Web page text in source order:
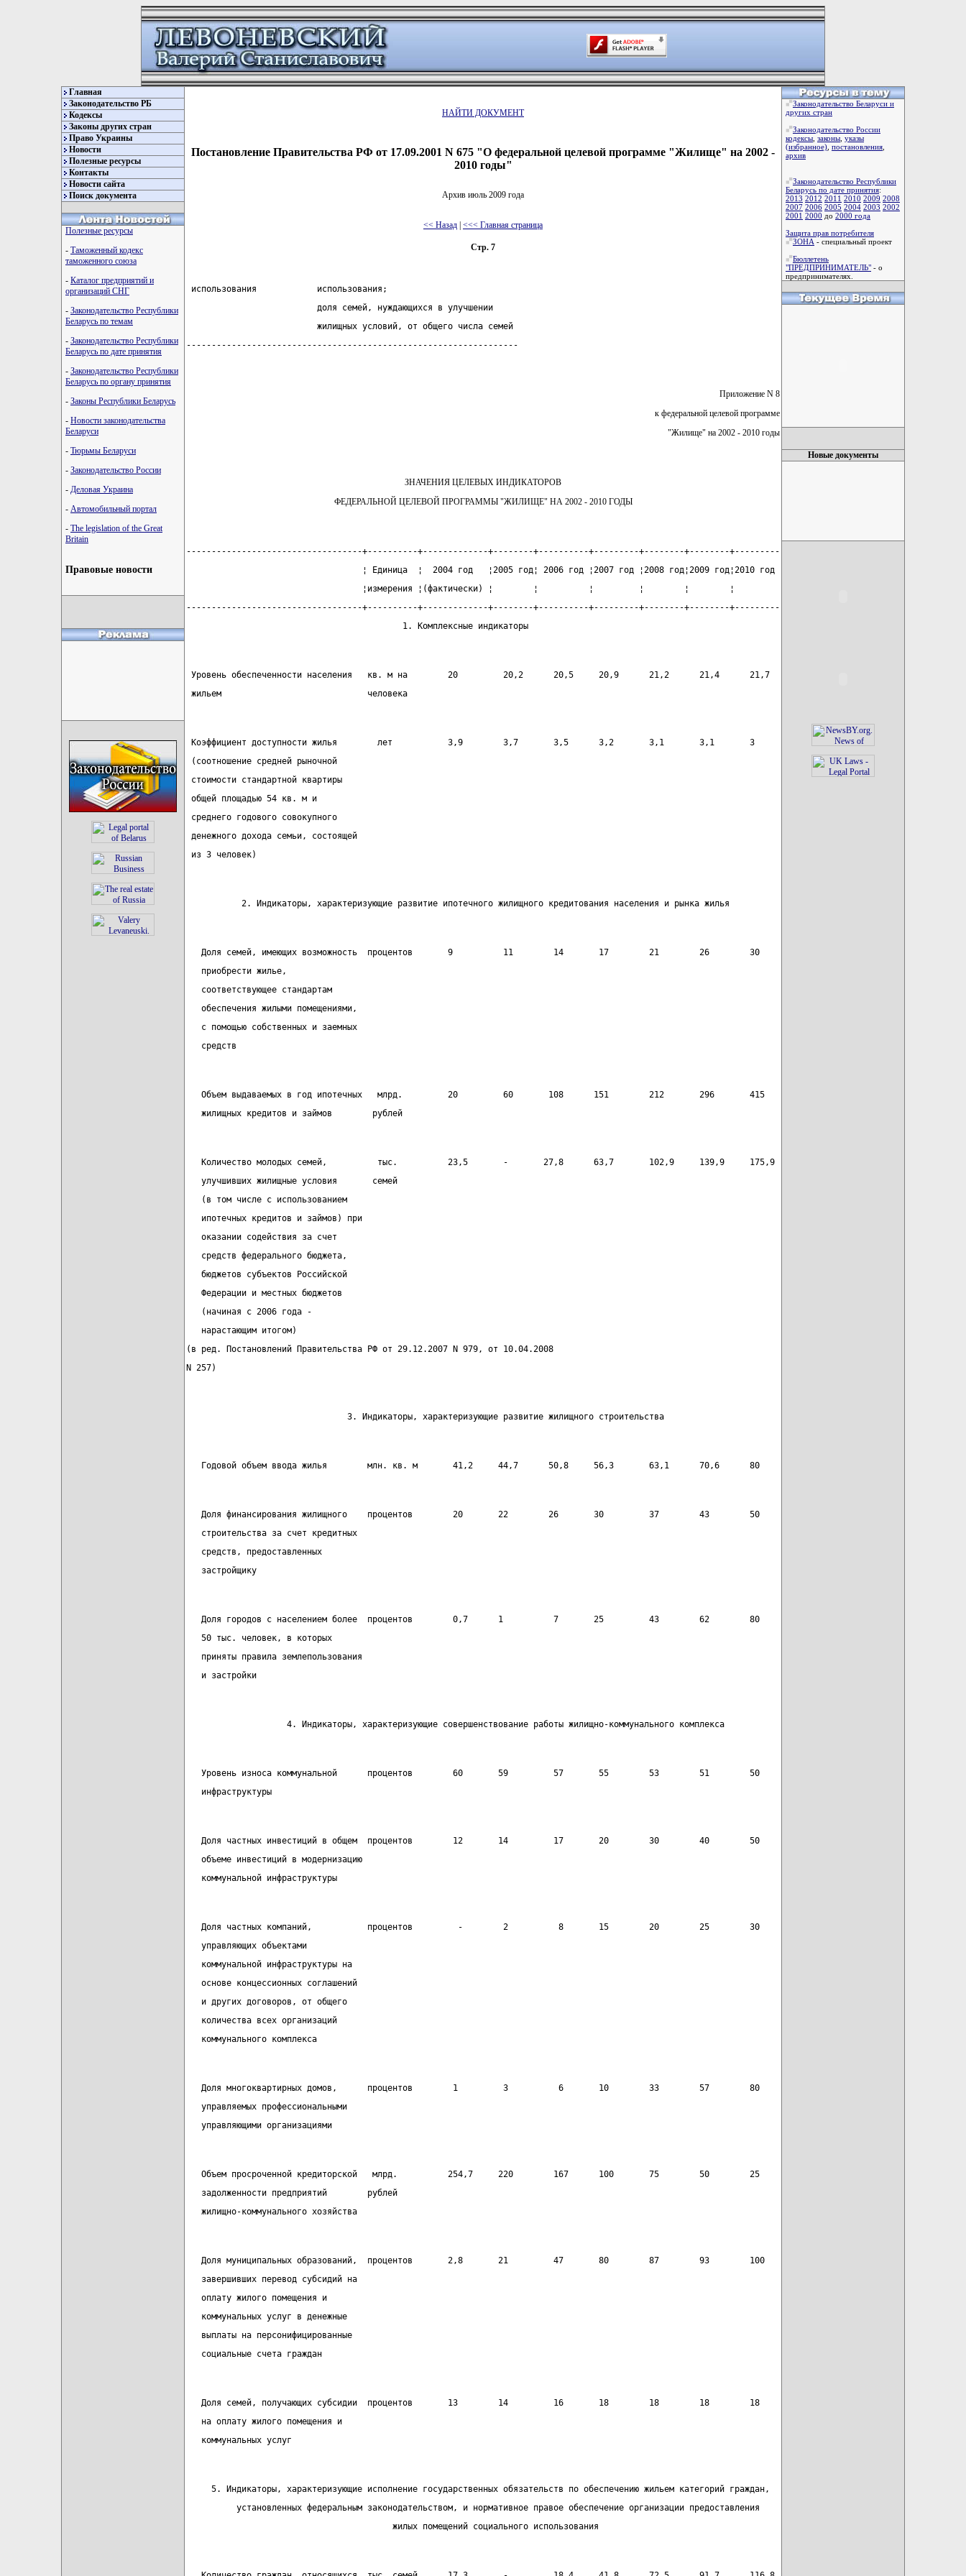
Главная
Законодательство РБ
Кодексы
Законы других стран
Право Украины
Новости
Полезные ресурсы
Контакты
Новости сайта
Поиск документа
Полезные ресурсы
- Таможенный кодекс
таможенного союза
- Каталог предприятий и
организаций СНГ
- Законодательство Республики
Беларусь по темам
- Законодательство Республики
Беларусь по дате принятия
- Законодательство Республики
Беларусь по органу принятия
- Законы Республики Беларусь
- Новости законодательства
Беларуси
- Тюрьмы Беларуси
- Законодательство России
- Деловая Украина
- Автомобильный портал
- The legislation of the Great
Britain
Правовые новости
НАЙТИ ДОКУМЕНТ
Постановление Правительства РФ от 17.09.2001 N 675 "О федеральной целевой программе "Жилище" на 2002 -
2010 годы"
Архив июль 2009 года
<< Назад <<< Главная страница
Стр. 7
использования            использования;
                          доля семей, нуждающихся в улучшении
                          жилищных условий, от общего числа семей
------------------------------------------------------------------
Приложение N 8
к федеральной целевой программе
"Жилище" на 2002 - 2010 годы
ЗНАЧЕНИЯ ЦЕЛЕВЫХ ИНДИКАТОРОВ
ФЕДЕРАЛЬНОЙ ЦЕЛЕВОЙ ПРОГРАММЫ "ЖИЛИЩЕ" НА 2002 - 2010 ГОДЫ
-----------------------------------+----------+-------------+--------+----------+---------+--------+--------+---------
                                   ¦ Единица  ¦  2004 год   ¦2005 год¦ 2006 год ¦2007 год ¦2008 год¦2009 год¦2010 год
                                   ¦измерения ¦(фактически) ¦        ¦          ¦         ¦        ¦        ¦
-----------------------------------+----------+-------------+--------+----------+---------+--------+--------+---------
                                           1. Комплексные индикаторы
Уровень обеспеченности населения   кв. м на        20         20,2      20,5     20,9      21,2      21,4      21,7
жильем                             человека
Коэффициент доступности жилья        лет           3,9        3,7       3,5      3,2       3,1       3,1       3
(соотношение средней рыночной
стоимости стандартной квартиры
общей площадью 54 кв. м и
среднего годового совокупного
денежного дохода семьи, состоящей
из 3 человек)
           2. Индикаторы, характеризующие развитие ипотечного жилищного кредитования населения и рынка жилья
   Доля семей, имеющих возможность  процентов       9          11        14       17        21        26        30
   приобрести жилье,
   соответствующее стандартам
   обеспечения жилыми помещениями,
   с помощью собственных и заемных
   средств
   Объем выдаваемых в год ипотечных   млрд.         20         60       108      151        212       296       415
   жилищных кредитов и займов        рублей
   Количество молодых семей,          тыс.          23,5       -       27,8      63,7       102,9     139,9     175,9
   улучшивших жилищные условия       семей
   (в том числе с использованием
   ипотечных кредитов и займов) при
   оказании содействия за счет
   средств федерального бюджета,
   бюджетов субъектов Российской
   Федерации и местных бюджетов
   (начиная с 2006 года -
   нарастающим итогом)
(в ред. Постановлений Правительства РФ от 29.12.2007 N 979, от 10.04.2008
N 257)
                                3. Индикаторы, характеризующие развитие жилищного строительства
   Годовой объем ввода жилья        млн. кв. м       41,2     44,7      50,8     56,3       63,1      70,6      80
   Доля финансирования жилищного    процентов        20       22        26       30         37        43        50
   строительства за счет кредитных
   средств, предоставленных
   застройщику
   Доля городов с населением более  процентов        0,7      1          7       25         43        62        80
   50 тыс. человек, в которых
   приняты правила землепользования
   и застройки
                    4. Индикаторы, характеризующие совершенствование работы жилищно-коммунального комплекса
   Уровень износа коммунальной      процентов        60       59         57       55        53        51        50
   инфраструктуры
   Доля частных инвестиций в общем  процентов        12       14         17       20        30        40        50
   объеме инвестиций в модернизацию
   коммунальной инфраструктуры
   Доля частных компаний,           процентов         -        2          8       15        20        25        30
   управляющих объектами
   коммунальной инфраструктуры на
   основе концессионных соглашений
   и других договоров, от общего
   количества всех организаций
   коммунального комплекса
   Доля многоквартирных домов,      процентов        1         3          6       10        33        57        80
   управляемых профессиональными
   управляющими организациями
   Объем просроченной кредиторской   млрд.          254,7     220        167      100       75        50        25
   задолженности предприятий        рублей
   жилищно-коммунального хозяйства
   Доля муниципальных образований,  процентов       2,8       21         47       80        87        93        100
   завершивших перевод субсидий на
   оплату жилого помещения и
   коммунальных услуг в денежные
   выплаты на персонифицированные
   социальные счета граждан
   Доля семей, получающих субсидии  процентов       13        14         16       18        18        18        18
   на оплату жилого помещения и
   коммунальных услуг
     5. Индикаторы, характеризующие исполнение государственных обязательств по обеспечению жильем категорий граждан,
          установленных федеральным законодательством, и нормативное правое обеспечение организации предоставления
                                         жилых помещений социального использования
Законодательство Беларуси и
других стран
Законодательство России
кодексы законы указы
(избранное) постановления
архив
Законодательство Республики
Беларусь по дате принятия:
2013 2012 2011 2010 2009 2008
2007 2006 2005 2004 2003 2002
2001 2000 до 2000 года
Защита прав потребителя
ЗОНА - специальный проект
Бюллетень
"ПРЕДПРИНИМАТЕЛЬ" - о
предпринимателях.
Новые документы